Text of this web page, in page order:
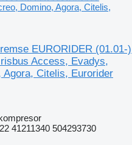
Domino, Agora, Citelis,
EURORIDER (01.01-)
Access, Evadys,
Citelis, Eurorider
41211340 504293730